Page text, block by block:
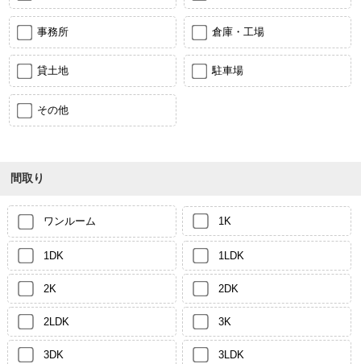
事務所 倉庫・工場
貸土地 駐車場
その他
間取り
ワンルーム 1K
1DK 1LDK
2K 2DK
2LDK 3K
3DK 3LDK